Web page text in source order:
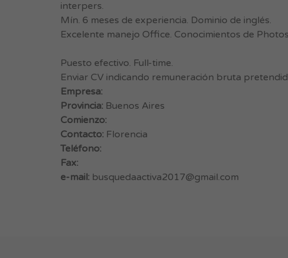
interpers.
Mín. 6 meses de experiencia. Dominio de inglés.
Excelente manejo Office. Conocimientos de
Puesto efectivo. Full-time.
Enviar CV indicando remuneración bruta
Empresa:
Provincia: Buenos Aires
Comienzo:
Contacto: Florencia
Teléfono:
Fax:
e-mail: busquedaactiva2017@gmail.com